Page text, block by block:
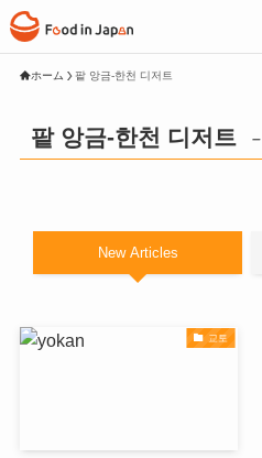
ホーム 팥 앙금-한천 디저트
팥 앙금-한천 디저트
New Articles
교토